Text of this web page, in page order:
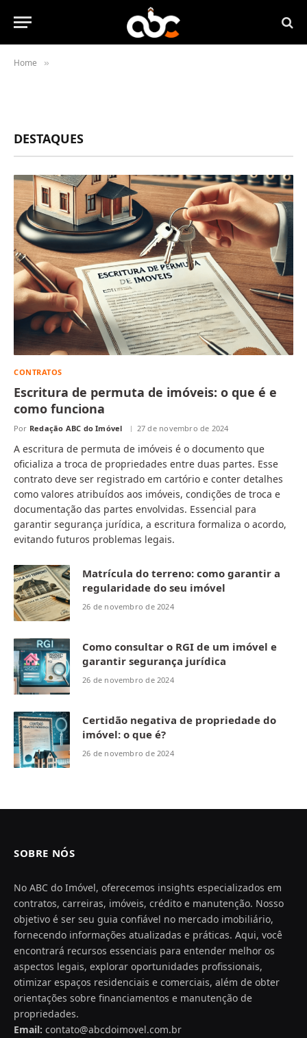
Home »
DESTAQUES
CONTRATOS
Escritura de permuta de imóveis: o que é e
como funciona
Por Redação ABC do Imóvel 27 de novembro de 2024
A escritura de permuta de imóveis é o documento que
oficializa a troca de propriedades entre duas partes. Esse
contrato deve ser registrado em cartório e conter detalhes
como valores atribuídos aos imóveis, condições de troca e
documentação das partes envolvidas. Essencial para
garantir segurança jurídica, a escritura formaliza o acordo,
evitando futuros problemas legais.
Matrícula do terreno: como garantir a
regularidade do seu imóvel
26 de novembro de 2024
Como consultar o RGI de um imóvel e
garantir segurança jurídica
26 de novembro de 2024
Certidão negativa de propriedade do
imóvel: o que é?
26 de novembro de 2024
SOBRE NÓS
No ABC do Imóvel, oferecemos insights especializados em
contratos, carreiras, imóveis, crédito e manutenção. Nosso
objetivo é ser seu guia confiável no mercado imobiliário,
fornecendo informações atualizadas e práticas. Aqui, você
encontrará recursos essenciais para entender melhor os
aspectos legais, explorar oportunidades profissionais,
otimizar espaços residenciais e comerciais, além de obter
orientações sobre financiamentos e manutenção de
propriedades.
Email: contato@abcdoimovel.com.br